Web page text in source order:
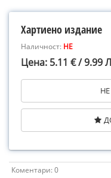
Хартиено издание
Наличност: НЕ
Цена: 5.11 € / 9.99
Коментари: 0